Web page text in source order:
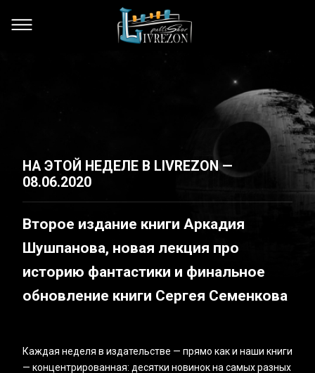
НА ЭТОЙ НЕДЕЛЕ В LIVREZON —
08.06.2020
Второе издание книги Аркадия
Шушпанова, новая лекция про
историю фантастики и финальное
обновление книги Сергея Семенкова
Каждая неделя в издательстве — прямо как и наши книги
— концентрированная: десятки новинок на самых разных